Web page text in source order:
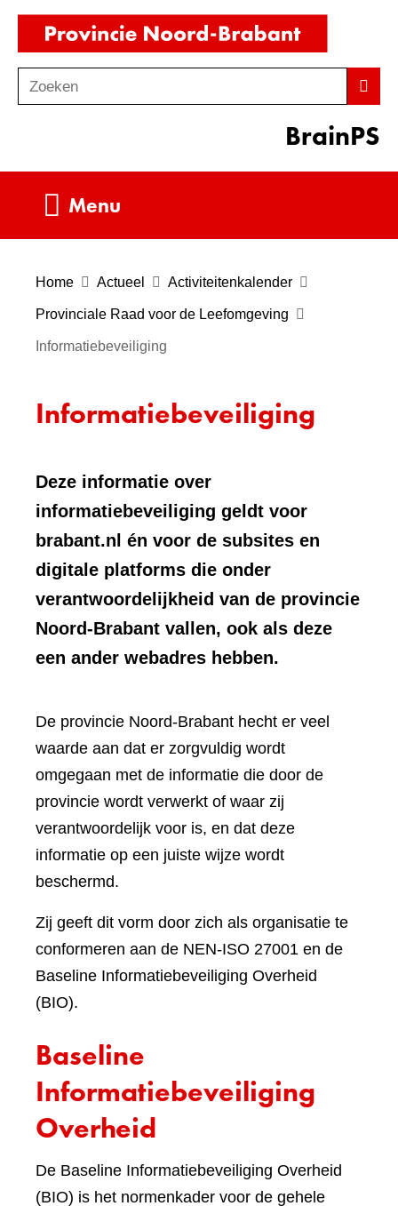
Ga
de
inhoud
o
Zoeken
BrainPS
Menu
Home Actueel Activiteitenkalender
Provinciale Raad voor de Leefomgeving
Informatiebeveiliging
Informatiebeveiliging
Deze informatie over
informatiebeveiliging geldt voor
brabant.nl én voor de subsites en
digitale platforms die onder
verantwoordelijkheid van de provincie
Noord-Brabant vallen, ook als deze
een ander webadres hebben.
De provincie Noord-Brabant hecht er veel
waarde aan dat er zorgvuldig wordt
omgegaan met de informatie die door de
provincie wordt verwerkt of waar zij
verantwoordelijk voor is, en dat deze
informatie op een juiste wijze wordt
beschermd.
Zij geeft dit vorm door zich als organisatie te
conformeren aan de NEN-ISO 27001 en de
Baseline Informatiebeveiliging Overheid
(BIO).
Baseline
Informatiebeveiliging
Overheid
De Baseline Informatiebeveiliging Overheid
(BIO) is het normenkader voor de gehele